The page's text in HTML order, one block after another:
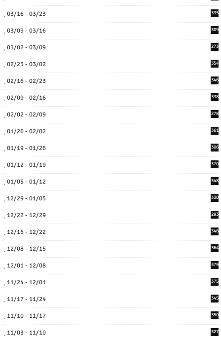
03/16 - 03/23 335
03/09 - 03/16 309
03/02 - 03/09 273
02/23 - 03/02 354
02/16 - 02/23 346
02/09 - 02/16 338
02/02 - 02/09 278
01/26 - 02/02 361
01/19 - 01/26 306
01/12 - 01/19 370
01/05 - 01/12 348
12/29 - 01/05 330
12/22 - 12/29 293
12/15 - 12/22 346
12/08 - 12/15 364
12/01 - 12/08 379
11/24 - 12/01 375
11/17 - 11/24 345
11/10 - 11/17 350
11/03 - 11/10 327